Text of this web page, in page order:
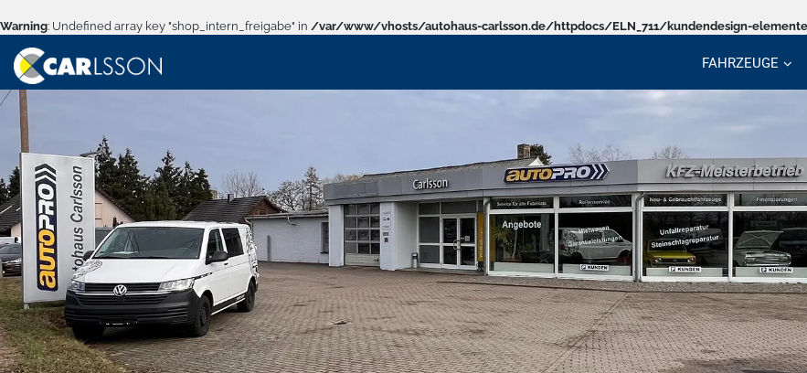
Warning: Undefined array key "shop_intern_freigabe" in /var/www/vhosts/autohaus-carlsson.de/httpdocs/ELN_711/kundendesign-
FAHRZEUGE